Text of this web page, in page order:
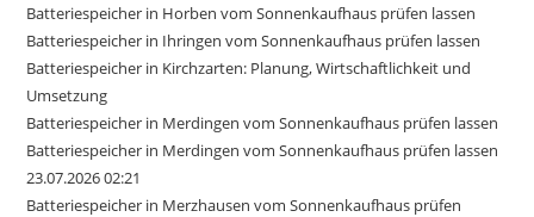
Batteriespeicher in Horben vom Sonnenkaufhaus prüfen lassen
Batteriespeicher in Ihringen vom Sonnenkaufhaus prüfen lassen
Batteriespeicher in Kirchzarten: Planung, Wirtschaftlichkeit und
Umsetzung
Batteriespeicher in Merdingen vom Sonnenkaufhaus prüfen lassen
Batteriespeicher in Merdingen vom Sonnenkaufhaus prüfen lassen
23.07.2026 02:21
Batteriespeicher in Merzhausen vom Sonnenkaufhaus prüfen